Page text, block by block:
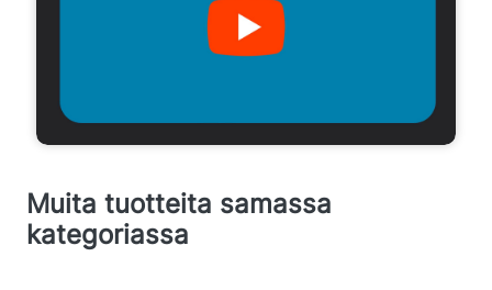
Muita tuotteita samassa
kategoriassa